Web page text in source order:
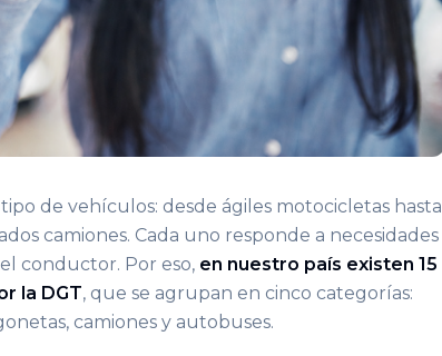
de vehículos: desde ágiles motocicletas hasta
camiones. Cada uno responde a necesidades
conductor. Por eso, en nuestro país existen 15
la DGT, que se agrupan en cinco categorías:
camiones y autobuses.